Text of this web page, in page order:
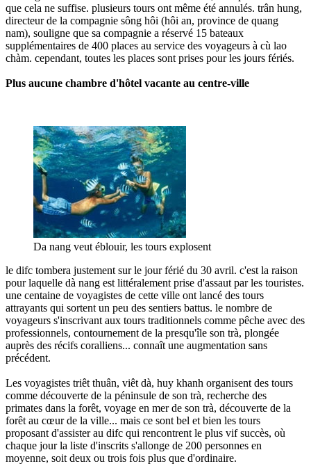
que cela ne suffise. plusieurs tours ont même été annulés. trân hung,
directeur de la compagnie sông hôi (hôi an, province de quang
nam), souligne que sa compagnie a réservé 15 bateaux
supplémentaires de 400 places au service des voyageurs à cù lao
chàm. cependant, toutes les places sont prises pour les jours fériés.
Plus aucune chambre d'hôtel vacante au centre-ville
Da nang veut éblouir, les tours explosent
le difc tombera justement sur le jour férié du 30 avril. c'est la raison
pour laquelle dà nang est littéralement prise d'assaut par les touristes.
une centaine de voyagistes de cette ville ont lancé des tours
attrayants qui sortent un peu des sentiers battus. le nombre de
voyageurs s'inscrivant aux tours traditionnels comme pêche avec des
professionnels, contournement de la presqu'île son trà, plongée
auprès des récifs coralliens... connaît une augmentation sans
précédent.
Les voyagistes triêt thuân, viêt dà, huy khanh organisent des tours
comme découverte de la péninsule de son trà, recherche des
primates dans la forêt, voyage en mer de son trà, découverte de la
forêt au cœur de la ville... mais ce sont bel et bien les tours
proposant d'assister au difc qui rencontrent le plus vif succès, où
chaque jour la liste d'inscrits s'allonge de 200 personnes en
moyenne, soit deux ou trois fois plus que d'ordinaire.